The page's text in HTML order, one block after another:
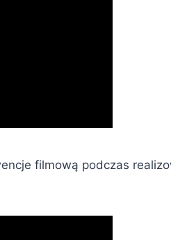
filmową podczas